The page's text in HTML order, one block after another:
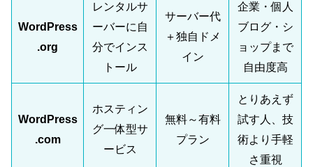
WordPress
.org
レンタルサ
ーバーに自
分でインス
トール
サーバー代
＋独自ドメ
イン
企業・個人
ブログ・シ
ョップまで
自由度高
WordPress
.com
ホスティン
グ一体型サ
ービス
無料～有料
プラン
とりあえず
試す人、技
術より手軽
さ重視